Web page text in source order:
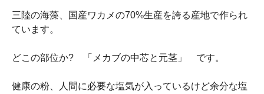
三陸の海藻、国産ワカメの70%生産を誇る産地で作られ
ています。
どこの部位か? 「メカブの中芯と元茎」 です。
健康の粉、人間に必要な塩気が入っているけど余分な塩